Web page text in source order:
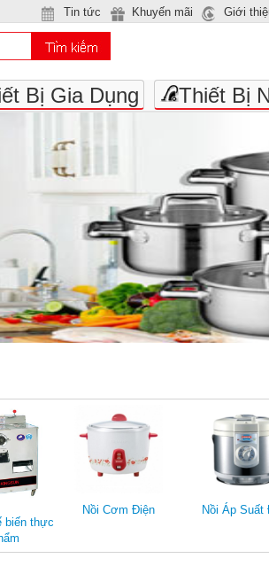
Tin tức Khuyến mãi Giới
Bị Gia Dụng Thiết Bị
biến thực
Nồi Cơm Điện Nồi Áp Suất